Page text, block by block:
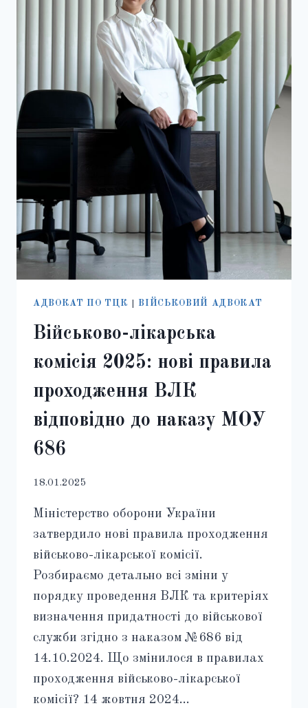
У
ЗАКОНОДАВСТВІ
ТА
СУДОВА
ПРАКТИКА
АДВОКАТ ПО ТЦК |ВІЙСЬКОВИЙ АДВОКАТ
Військово-лікарська
комісія 2025: нові правила
проходження ВЛК
відповідно до наказу МОУ
686
18.01.2025
Міністерство оборони України
затвердило нові правила проходження
військово-лікарської комісії.
Розбираємо детально всі зміни у
порядку проведення ВЛК та критеріях
визначення придатності до військової
служби згідно з наказом №686 від
14.10.2024. Що змінилося в правилах
проходження військово-лікарської
комісії? 14 жовтня 2024…